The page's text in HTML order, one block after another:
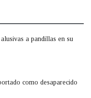
a pandillas en su
como desaparecido